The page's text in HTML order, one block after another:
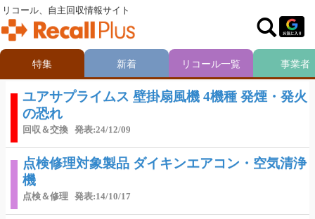
ユアサプライムス 壁掛扇風機 4機種 発煙・発火
の恐れ
回収＆交換 発表:24/12/09
点検修理対象製品 ダイキンエアコン・空気清浄
機
点検＆修理 発表:14/10/17
リコール、自主回収情報サイト
特集 新着 リコール一覧 事業者